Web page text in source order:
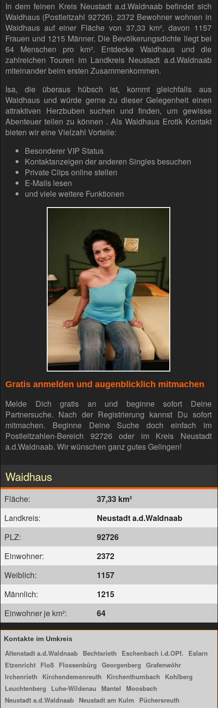
In dem feinen Kreis Neustadt a.d.Waldnaab befindet sich
Waidhaus (Postleitzahl 92726). 2372 Bewohner wohnen in
Waidhaus auf einer Fläche von 37,33 km², davon 1157
Frauen und 1215 Männer. Die Bevölkerungsdichte liegt bei
64 Menschen pro km². Entdecke Waidhaus und die
zahlreichen Touren im Landkreis Neustadt a.d.Waldnaab
miteinander beim ersten Zusammenkommen.
Isa, die überaus hübsch ist, kommt gleichfalls aus
Waidhaus und würde gerne zu dieser Gelegenheit einen
attraktiven Herzbuben suchen und finden, um gewisse
Abenteuer teilen zu können . Als Waidhaus Erotik Kontakt
bieten wir eine Vielzahl Vorteile:
Besonderer VIP Status
Kontaktanzeigen der anderen Singles besuchen
Private Clips online stellen
E-Mails lesen
und viele weitere Funktionen
Gratis anmelden und augenblicklich mitmachen
Melde Dich gratis an und beginne sofort Deine
Partnersuche. Nach der Registrierung kannst Du sofort
mitmachen. Beginne Deine Suche doch einfach im
Postleitzahlen-Bereich 92726 oder im Kreis Neustadt
a.d.Waldnaab. Wir wünschen ganz gutes Gelingen!
Waidhaus
Fläche:
37,33 km²
Landkreis:
Neustadt a.d.Waldnaab
PLZ:
92726
Einwohner:
2372
Weiblich:
1157
Männlich:
1215
Einwohner je km²:
64
Kontakte im Umkreis
Altenstadt a.d.Waldnaab Bechtsrieth Eschenbach i.d.OPf.
Eslarn
Etzenricht Floß Flossenbürg Georgenberg Grafenwöhr
Irchenrieth
Kirchendemenreuth Kirchenthumbach
Kohlberg
Leuchtenberg
Luhe-Wildenau Mantel
Moosbach
Neustadt a.d.Waldnaab Neustadt am Kulm
Püchersreuth